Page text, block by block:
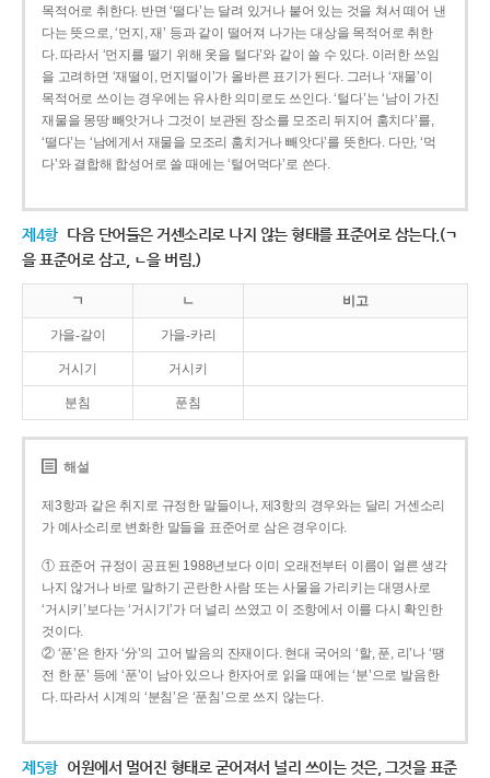
목적어로 취한다. 반면 ‘떨다’는 달려 있거나 붙어 있는 것을 쳐서 떼어 낸
다는 뜻으로, ‘먼지, 재’ 등과 같이 떨어져 나가는 대상을 목적어로 취한
다. 따라서 ‘먼지를 떨기 위해 옷을 털다’와 같이 쓸 수 있다. 이러한 쓰임
을 고려하면 ‘재떨이, 먼지떨이’가 올바른 표기가 된다. 그러나 ‘재물’이
목적어로 쓰이는 경우에는 유사한 의미로도 쓰인다. ‘털다’는 ‘남이 가진
재물을 몽땅 빼앗거나 그것이 보관된 장소를 모조리 뒤지어 훔치다’를,
‘떨다’는 ‘남에게서 재물을 모조리 훔치거나 빼앗다’를 뜻한다. 다만, ‘먹
다’와 결합해 합성어로 쓸 때에는 ‘털어먹다’로 쓴다.
제4항 다음 단어들은 거센소리로 나지 않는 형태를 표준어로 삼는다.(ㄱ
을 표준어로 삼고, ㄴ을 버림.)
ㄱ ㄴ 비고
가을-갈이 가을-카리
거시기 거시키
분침 푼침
해설
제3항과 같은 취지로 규정한 말들이나, 제3항의 경우와는 달리 거센소리
가 예사소리로 변화한 말들을 표준어로 삼은 경우이다.
① 표준어 규정이 공표된 1988년보다 이미 오래전부터 이름이 얼른 생각
나지 않거나 바로 말하기 곤란한 사람 또는 사물을 가리키는 대명사로
‘거시키’보다는 ‘거시기’가 더 널리 쓰였고 이 조항에서 이를 다시 확인한
것이다.
② ‘푼’은 한자 ‘分’의 고어 발음의 잔재이다. 현대 국어의 ‘할, 푼, 리’나 ‘땡
전 한 푼’ 등에 ‘푼’이 남아 있으나 한자어로 읽을 때에는 ‘분’으로 발음한
다. 따라서 시계의 ‘분침’은 ‘푼침’으로 쓰지 않는다.
제5항 어원에서 멀어진 형태로 굳어져서 널리 쓰이는 것은, 그것을 표준